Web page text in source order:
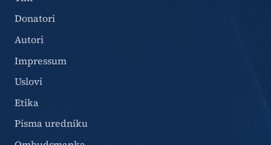
Donatori
Autori
Impressum
Uslovi
Etika
Pisma uredniku